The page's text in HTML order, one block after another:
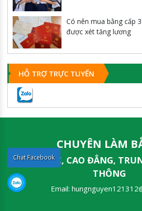
Có nên mua bằng cấp
được xét tăng lương
HỖ TRỢ TRỰC TUYẾN
CHUYÊN LÀM
ĐẠI HỌC, CAO ĐẲNG,
THÔNG
Email:
Chat Facebook